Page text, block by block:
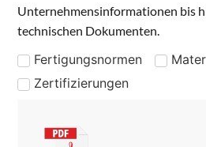
Unternehmensinformationen bis
technischen Dokumenten.
Fertigungsnormen
Zertifizierungen